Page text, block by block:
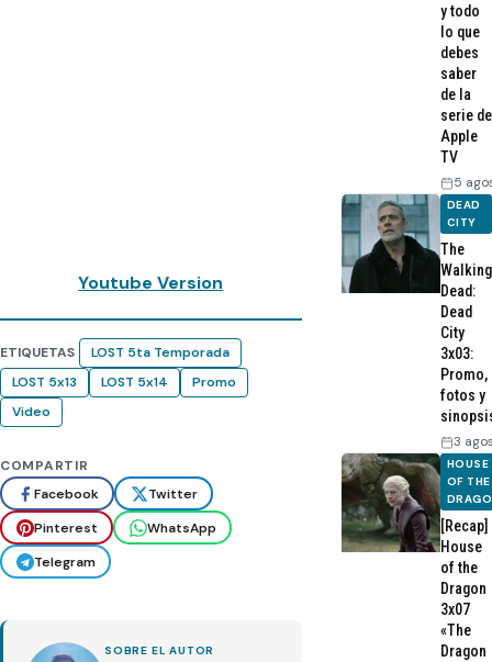
Youtube Version
ETIQUETAS
LOST 5ta Temporada
LOST 5x13
LOST 5x14
Promo
Video
COMPARTIR
Facebook
Twitter
Pinterest
WhatsApp
Telegram
SOBRE EL AUTOR
y todo
lo que
debes
saber
de la
serie de
Apple
TV
5
DEAD
CITY
The
Walking
Dead:
Dead
City
3x03:
Promo,
fotos y
3
HOUSE
OF THE
[Recap]
House
of the
Dragon
3x07
«The
Dragon